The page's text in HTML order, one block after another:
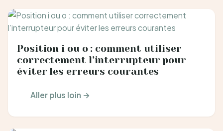
Position i ou o : comment utiliser
correctement l’interrupteur pour
éviter les erreurs courantes
Aller plus loin →